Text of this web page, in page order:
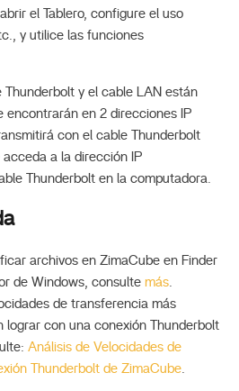
el Tablero, configure el uso
y utilice las funciones
Thunderbolt y el cable LAN están
encontrarán en 2 direcciones IP
con el cable Thunderbolt
a la dirección IP
Thunderbolt en la computadora.
archivos en ZimaCube en Finder
de Windows, consulte más
de transferencia más
lograr con una conexión Thunderbolt
Análisis de Velocidades de
Thunderbolt de ZimaCube